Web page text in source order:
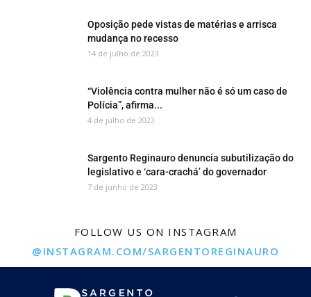
Oposição pede vistas de matérias e arrisca
mudança no recesso
14 de julho de 2023
“Violência contra mulher não é só um caso de
Polícia”, afirma...
4 de julho de 2023
Sargento Reginauro denuncia subutilização do
legislativo e ‘cara-crachá’ do governador
7 de junho de 2023
FOLLOW US ON INSTAGRAM
@INSTAGRAM.COM/SARGENTOREGINAURO